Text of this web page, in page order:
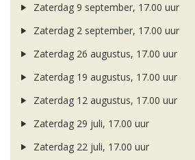
Zaterdag 9 september, 17.00 uur
Zaterdag 2 september, 17.00 uur
Zaterdag 26 augustus, 17.00 uur
Zaterdag 19 augustus, 17.00 uur
Zaterdag 12 augustus, 17.00 uur
Zaterdag 29 juli, 17.00 uur
Zaterdag 22 juli, 17.00 uur